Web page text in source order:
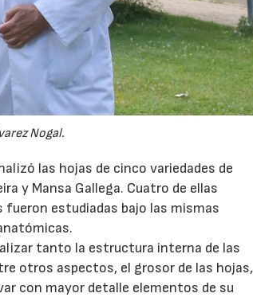
Nogal.
las hojas de cinco variedades de
y Mansa Gallega. Cuatro de ellas
estudiadas bajo las mismas
tanto la estructura interna de las
otros aspectos, el grosor de las hojas,
con mayor detalle elementos de su